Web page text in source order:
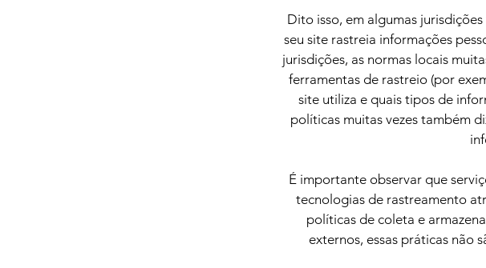
Dito isso, em algumas
seu site rastreia informações
jurisdições, as normas locais
ferramentas de rastreio (por
site utiliza e quais tipos de
políticas muitas vezes também
É importante observar que
tecnologias de rastreamento
políticas de coleta e
externos, essas práticas não